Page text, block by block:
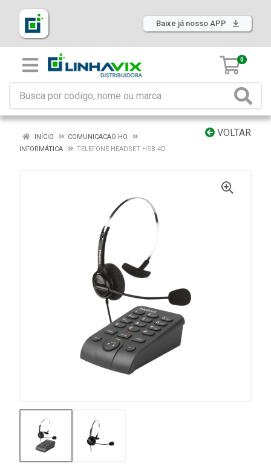
Baixe já nosso APP
0
VOLTAR
INÍCIO
COMUNICACAO HO
INFORMÁTICA
TELEFONE HEADSET HSB 40